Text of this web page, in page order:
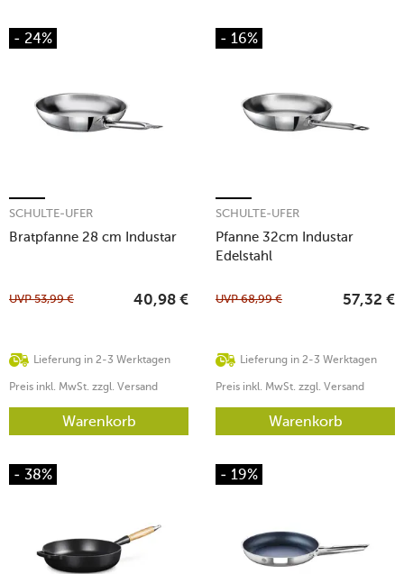
- 24%
Bratpfanne 28 cm Industar
SCHULTE-UFER
Lieferung in 2-3 Werktagen
UVP53,99 € 40,98 €
Preis inkl. MwSt. zzgl. Versand
Warenkorb
- 16%
Pfanne 32cm Industar
Edelstahl
SCHULTE-UFER
Lieferung in 2-3 Werktagen
UVP68,99 € 57,32 €
Preis inkl. MwSt. zzgl. Versand
Warenkorb
- 38% - 19%